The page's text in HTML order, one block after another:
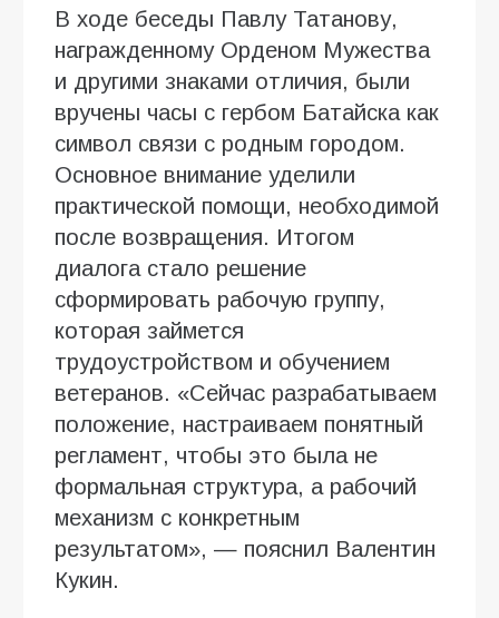
В ходе беседы Павлу Татанову,
награжденному Орденом Мужества
и другими знаками отличия, были
вручены часы с гербом Батайска как
символ связи с родным городом.
Основное внимание уделили
практической помощи, необходимой
после возвращения. Итогом
диалога стало решение
сформировать рабочую группу,
которая займется
трудоустройством и обучением
ветеранов. «Сейчас разрабатываем
положение, настраиваем понятный
регламент, чтобы это была не
формальная структура, а рабочий
механизм с конкретным
результатом», — пояснил Валентин
Кукин.